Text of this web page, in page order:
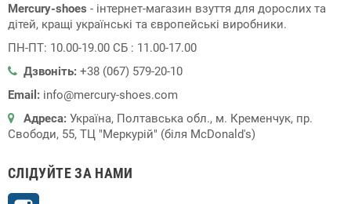
Mercury-shoes - інтернет-магазин взуття для дорослих та
дітей, кращі українські та європейські виробники.
ПН-ПТ: 10.00-19.00 СБ : 11.00-17.00
Дзвоніть: +38 (067) 579-20-10
Email: info@mercury-shoes.com
Адреса: Україна, Полтавська обл., м. Кременчук, пр.
Свободи, 55, ТЦ "Меркурій" (біля McDonald's)
СЛІДУЙТЕ ЗА НАМИ